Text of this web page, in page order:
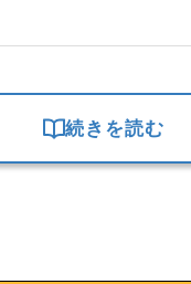
続きを読む